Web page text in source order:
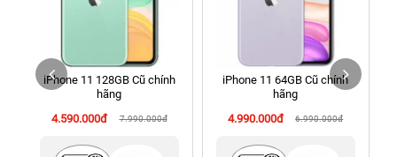
70 Nguyễn An Ninh, Dĩ An, Hồ Chí Minh (Bình Dương Cũ)
24h Vũng Tàu: 162A Ba Cu, Vũng Tàu, Hồ Chí Minh (TP. Vũng
Tàu cũ)
198 Hoàng Văn Thụ, Tân Sơn Nhất, Hồ Chí Minh (Tân Bình
iPhone 11 128GB Cũ chính
hãng
4.590.000đ
7.990.000đ
iPhone 11 64GB Cũ chính
hãng
4.990.000đ
6.990.000đ